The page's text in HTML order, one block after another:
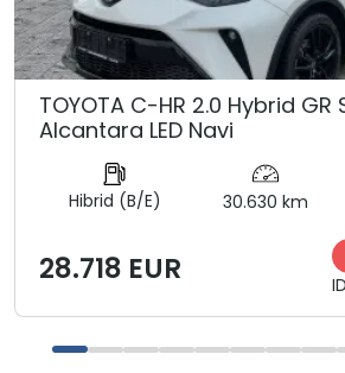
TOYOTA C-HR 2.0 Hybrid GR
Alcantara LED Navi
Hibrid (B/E) 30.630 km
28.718 EUR